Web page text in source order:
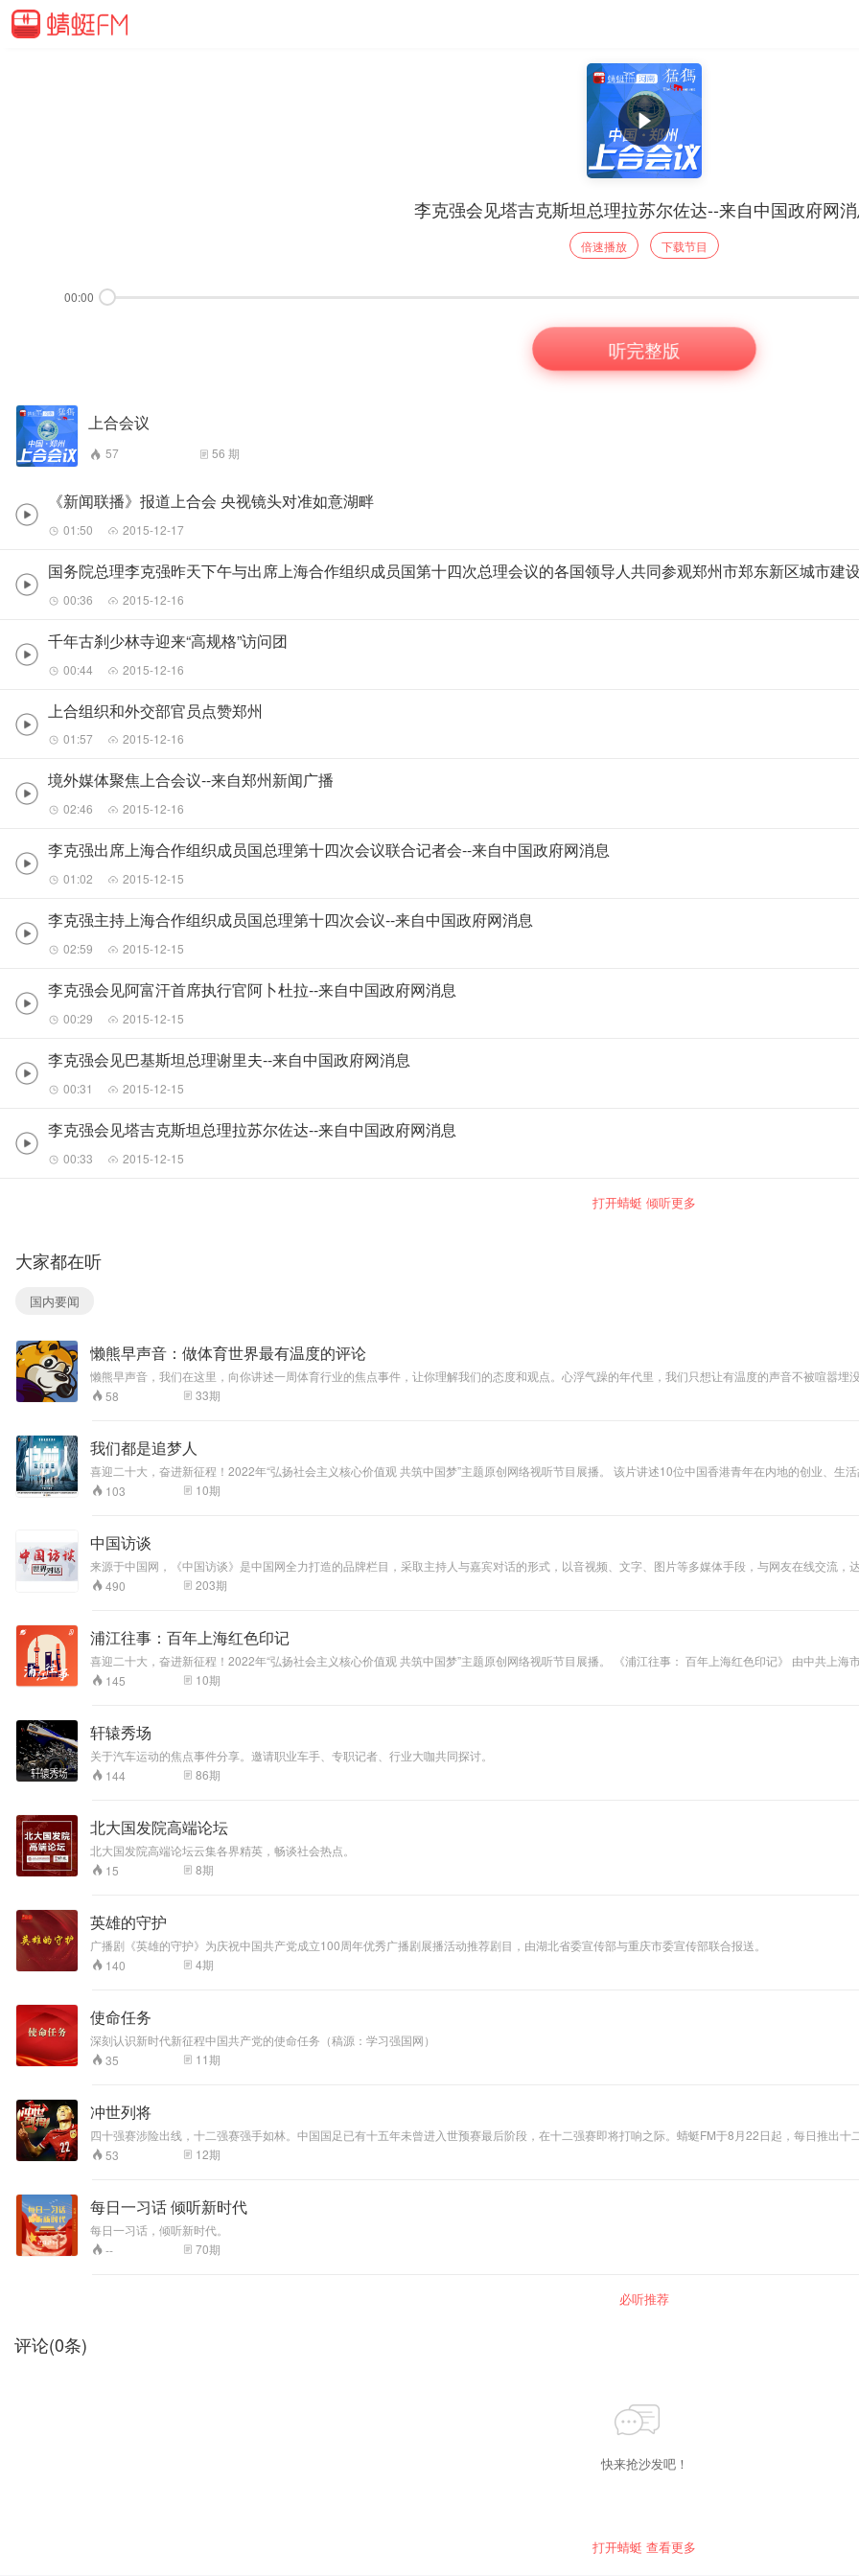
李克强会见塔吉克斯坦总理拉苏尔佐达--来自中国政府网
倍速播放 下载节目
00:00
听完整版
上合会议
57 56 期
《新闻联播》报道上合会 央视镜头对准如意湖畔
01:50 2015-12-17
国务院总理李克强昨天下午与出席上海合作组织成员国第十四次总理会议的各国领导人共同参观郑州市郑东新区城市建
00:36 2015-12-16
千年古刹少林寺迎来“高规格”访问团
00:44 2015-12-16
上合组织和外交部官员点赞郑州
01:57 2015-12-16
境外媒体聚焦上合会议--来自郑州新闻广播
02:46 2015-12-16
李克强出席上海合作组织成员国总理第十四次会议联合记者会--来自中国政府网消息
01:02 2015-12-15
李克强主持上海合作组织成员国总理第十四次会议--来自中国政府网消息
02:59 2015-12-15
李克强会见阿富汗首席执行官阿卜杜拉--来自中国政府网消息
00:29 2015-12-15
李克强会见巴基斯坦总理谢里夫--来自中国政府网消息
00:31 2015-12-15
李克强会见塔吉克斯坦总理拉苏尔佐达--来自中国政府网消息
00:33 2015-12-15
打开蜻蜓 倾听更多
大家都在听
国内要闻
懒熊早声音：做体育世界最有温度的评论
懒熊早声音，我们在这里，向你讲述一周体育行业的焦点事件，让你理解我们的态度和观点。心浮气躁的年代里，我们只想让有温度的声音不被喧嚣
意成为我们的听众吗？我听到，你说愿意。
58 33期
我们都是追梦人
喜迎二十大，奋进新征程！2022年“弘扬社会主义核心价值观 共筑中国梦”主题原创网络视听节目展播。 该片讲述10位中国香港青年在内地的创业、生
青年带来的全新机遇， 看他们如何把个人理想融入国家发展大局，让自我价值得以实现。
103 10期
中国访谈
来源于中国网，《中国访谈》是中国网全力打造的品牌栏目，采取主持人与嘉宾对话的形式，以音视频、文字、图片等多媒体手段，与网友在线交流
外国使节、专家学者、社会名人、商界名流等先后做客，解读政策法规，剖析新闻热点，洞察世界风云，讲述人生故事，为网友展现不同角度的精彩
490 203期
浦江往事：百年上海红色印记
喜迎二十大，奋进新征程！2022年“弘扬社会主义核心价值观 共筑中国梦”主题原创网络视听节目展播。 《浦江往事： 百年上海红色印记》 由中共上
大学都市文化研究中心提供指导。本节目是 2021 年上海市 “ 中国好 网民礼赞建党百年 ” 系列活动项目之一。
145 10期
轩辕秀场
关于汽车运动的焦点事件分享。邀请职业车手、专职记者、行业大咖共同探讨。
144
86期
北大国发院高端论坛
北大国发院高端论坛云集各界精英，畅谈社会热点。
15
8期
英雄的守护
广播剧《英雄的守护》为庆祝中国共产党成立100周年优秀广播剧展播活动推荐剧目，由湖北省委宣传部与重庆市委宣传部联合报送。
140
4期
使命任务
深刻认识新时代新征程中国共产党的使命任务（稿源：学习强国网）
35
11期
冲世列将
四十强赛涉险出线，十二强赛强手如林。中国国足已有十五年未曾进入世预赛最后阶段，在十二强赛即将打响之际。蜻蜓FM于8月22日起，每日推出
支持中国队！
53 12期
每日一习话 倾听新时代
每日一习话，倾听新时代。
--
70期
必听推荐
评论(0条)
快来抢沙发吧！
打开蜻蜓 查看更多